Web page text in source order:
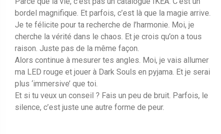
bordel magnifique. Et parfois, c’est là que la magie arrive.
Je te félicite pour ta recherche de l’harmonie. Moi, je
cherche la vérité dans le chaos. Et je crois qu’on a tous
raison. Juste pas de la même façon.
Alors continue à mesurer tes angles. Moi, je vais allumer
ma LED rouge et jouer à Dark Souls en pyjama. Et je serai
plus ‘immersive’ que toi.
Et si tu veux un conseil ? Fais un peu de bruit. Parfois, le
silence, c’est juste une autre forme de peur.